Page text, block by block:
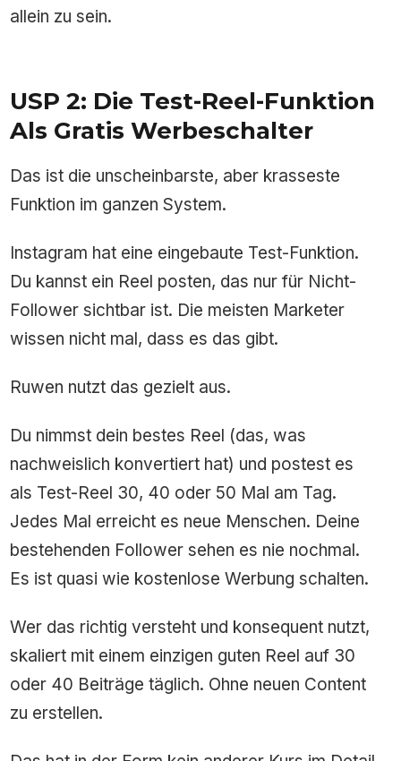
allein zu sein.
USP 2: Die Test-Reel-Funktion
Als Gratis Werbeschalter
Das ist die unscheinbarste, aber krasseste
Funktion im ganzen System.
Instagram hat eine eingebaute Test-Funktion.
Du kannst ein Reel posten, das nur für Nicht-
Follower sichtbar ist. Die meisten Marketer
wissen nicht mal, dass es das gibt.
Ruwen nutzt das gezielt aus.
Du nimmst dein bestes Reel (das, was
nachweislich konvertiert hat) und postest es
als Test-Reel 30, 40 oder 50 Mal am Tag.
Jedes Mal erreicht es neue Menschen. Deine
bestehenden Follower sehen es nie nochmal.
Es ist quasi wie kostenlose Werbung schalten.
Wer das richtig versteht und konsequent nutzt,
skaliert mit einem einzigen guten Reel auf 30
oder 40 Beiträge täglich. Ohne neuen Content
zu erstellen.